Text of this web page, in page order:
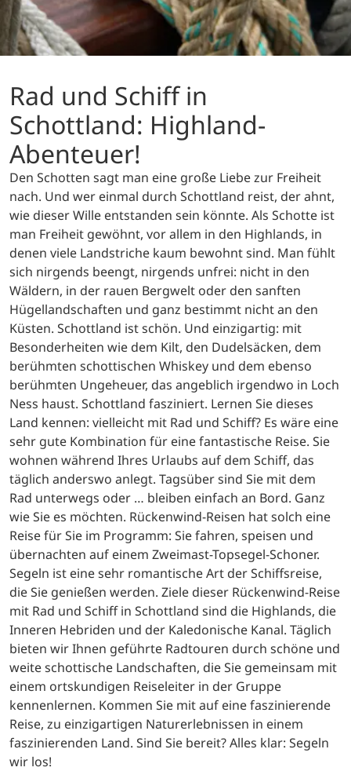
Rad und Schiff in
Schottland: Highland-
Abenteuer!
Den Schotten sagt man eine große Liebe zur Freiheit
nach. Und wer einmal durch Schottland reist, der ahnt,
wie dieser Wille entstanden sein könnte. Als Schotte ist
man Freiheit gewöhnt, vor allem in den Highlands, in
denen viele Landstriche kaum bewohnt sind. Man fühlt
sich nirgends beengt, nirgends unfrei: nicht in den
Wäldern, in der rauen Bergwelt oder den sanften
Hügellandschaften und ganz bestimmt nicht an den
Küsten. Schottland ist schön. Und einzigartig: mit
Besonderheiten wie dem Kilt, den Dudelsäcken, dem
berühmten schottischen Whiskey und dem ebenso
berühmten Ungeheuer, das angeblich irgendwo in Loch
Ness haust. Schottland fasziniert. Lernen Sie dieses
Land kennen: vielleicht mit Rad und Schiff? Es wäre eine
sehr gute Kombination für eine fantastische Reise. Sie
wohnen während Ihres Urlaubs auf dem Schiff, das
täglich anderswo anlegt. Tagsüber sind Sie mit dem
Rad unterwegs oder … bleiben einfach an Bord. Ganz
wie Sie es möchten. Rückenwind-Reisen hat solch eine
Reise für Sie im Programm: Sie fahren, speisen und
übernachten auf einem Zweimast-Topsegel-Schoner.
Segeln ist eine sehr romantische Art der Schiffsreise,
die Sie genießen werden. Ziele dieser Rückenwind-Reise
mit Rad und Schiff in Schottland sind die Highlands, die
Inneren Hebriden und der Kaledonische Kanal. Täglich
bieten wir Ihnen geführte Radtouren durch schöne und
weite schottische Landschaften, die Sie gemeinsam mit
einem ortskundigen Reiseleiter in der Gruppe
kennenlernen. Kommen Sie mit auf eine faszinierende
Reise, zu einzigartigen Naturerlebnissen in einem
faszinierenden Land. Sind Sie bereit? Alles klar: Segeln
wir los!